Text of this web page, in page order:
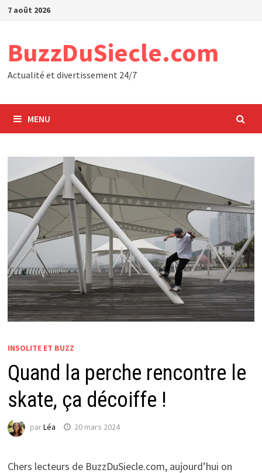
Passer
7 août 2026
BuzzDuSiecle.com
Actualité et divertissement 24/7
MENU
INSOLITE ET BUZZ
Quand la perche rencontre le
skate, ça décoiffe !
parLéa 20 mars 2024
Chers lecteurs de BuzzDuSiecle.com, aujourd’hui on